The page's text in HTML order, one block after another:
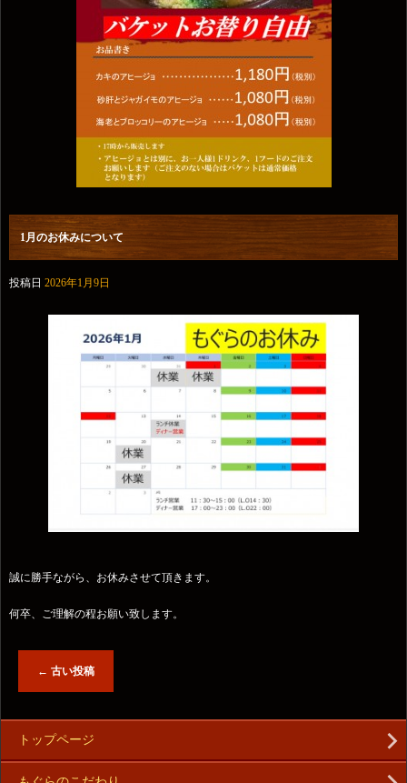
1月のお休みについて
投稿日 2026年1月9日
誠に勝手ながら、お休みさせて頂きます。
何卒、ご理解の程お願い致します。
← 古い投稿
トップページ